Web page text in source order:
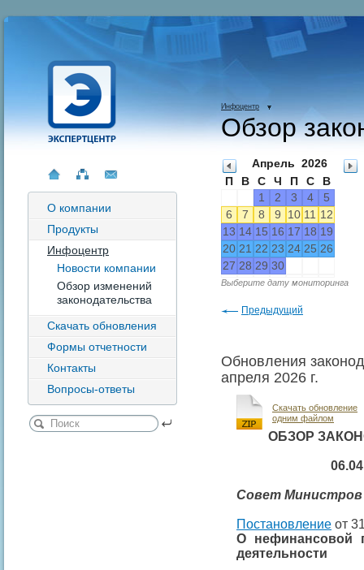
О компании
Продукты
Инфоцентр
Новости компании
Обзор изменений
законодательства
Скачать обновления
Формы отчетности
Контакты
Вопросы-ответы
Инфоцентр
Обзор
Апрель 2026
П
В С Ч П С
В
1
2 3 4
5
6
7 8 9 10 11 12
13 14 15 16 17 18 19
20 21 22 23 24 25 26
27 28 29 30
Выберите дату мониторинга
Предыдущий
Обновления
апреля 2026 г.
Скачать обновление
одним файлом
ОБЗОР
Совет Министров
Постановление от
О нефинансовой
деятельности